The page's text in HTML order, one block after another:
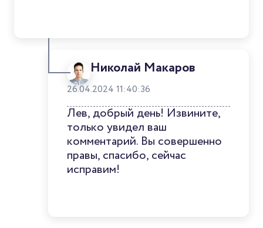
Николай Макаров
26.04.2024 11:40:36
Лев, добрый день! Извините,
только увидел ваш
комментарий. Вы совершенно
правы, спасибо, сейчас
исправим!